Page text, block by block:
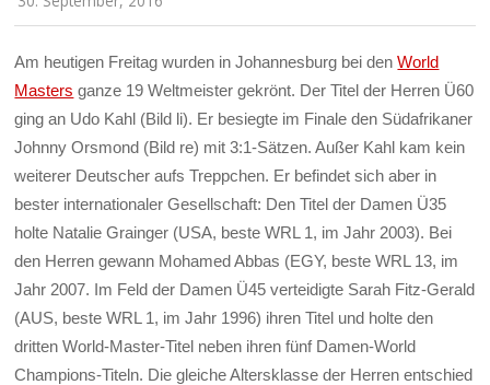
Am heutigen Freitag wurden in Johannesburg bei denWorld
Masters ganze 19 Weltmeister gekrönt. Der Titel der Herren Ü60
ging an Udo Kahl (Bild li). Er besiegte im Finale den Südafrikaner
Johnny Orsmond (Bild re) mit 3:1-Sätzen. Außer Kahl kam kein
weiterer Deutscher aufs Treppchen. Er befindet sich aber in
bester internationaler Gesellschaft: Den Titel der Damen Ü35
holte Natalie Grainger (USA, beste WRL 1, im Jahr 2003). Bei
den Herren gewann Mohamed Abbas (EGY, beste WRL 13, im
Jahr 2007. Im Feld der Damen Ü45 verteidigte Sarah Fitz-Gerald
(AUS, beste WRL 1, im Jahr 1996) ihren Titel und holte den
dritten World-Master-Titel neben ihren fünf Damen-World
Champions-Titeln. Die gleiche Altersklasse der Herren entschied